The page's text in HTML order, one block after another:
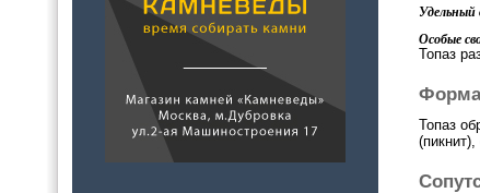
Удельный
Особые
Топаз
Топаз